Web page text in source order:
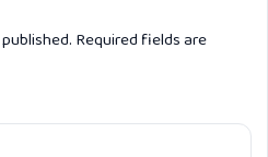
Required fields are